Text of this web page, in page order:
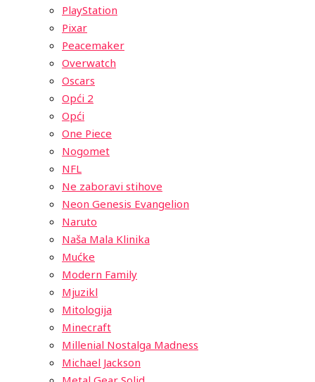
PlayStation
Pixar
Peacemaker
Overwatch
Oscars
Opći 2
Opći
One Piece
Nogomet
NFL
Ne zaboravi stihove
Neon Genesis Evangelion
Naruto
Naša Mala Klinika
Mućke
Modern Family
Mjuzikl
Mitologija
Minecraft
Millenial Nostalga Madness
Michael Jackson